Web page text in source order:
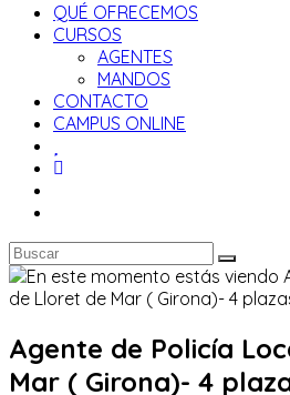
QUÉ OFRECEMOS
CURSOS
AGENTES
MANDOS
CONTACTO
CAMPUS ONLINE
Agente de Policía
Mar ( Girona)- 4